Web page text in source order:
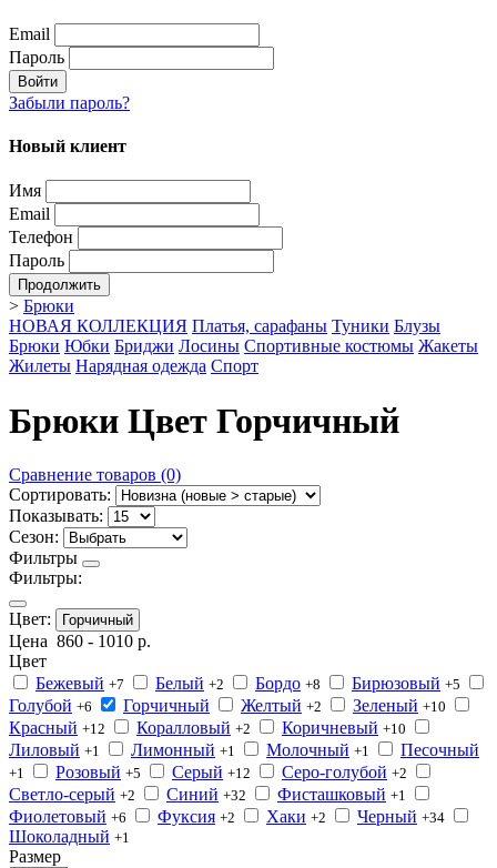
Email
Пароль
Войти
Забыли пароль?
Новый клиент
Имя
Email
Телефон
Пароль
Продолжить
> Брюки
НОВАЯ КОЛЛЕКЦИЯ Платья, сарафаны Туники Блузы
Брюки Юбки Бриджи Лосины Спортивные костюмы Жакеты
Жилеты Нарядная одежда Спорт
Брюки Цвет Горчичный
Сравнение товаров (0)
Сортировать:
Показывать:
Сезон:
Фильтры
Фильтры:
Цвет: Горчичный
Цена 860 - 1010 р.
Цвет
Бежевый +7 Белый +2 Бордо +8 Бирюзовый +5
Голубой +6 Горчичный Желтый +2 Зеленый +10
Красный +12 Коралловый +2 Коричневый +10
Лиловый +1 Лимонный +1 Молочный +1 Песочный
+1 Розовый +5 Серый +12 Серо-голубой +2
Светло-серый +2 Синий +32 Фисташковый +1
Фиолетовый +6 Фуксия +2 Хаки +2 Черный +34
Шоколадный +1
Размер